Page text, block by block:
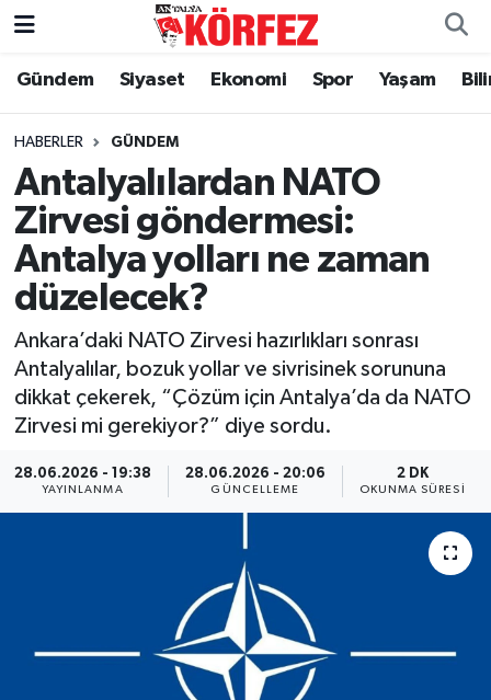
Gündem Siyaset Ekonomi Spor Yaşam
HABERLER GÜNDEM
Antalyalılardan NATO
Zirvesi göndermesi:
Antalya yolları ne zaman
düzelecek?
Ankara’daki NATO Zirvesi hazırlıkları sonrası
Antalyalılar, bozuk yollar ve sivrisinek sorununa
dikkat çekerek, “Çözüm için Antalya’da da NATO
Zirvesi mi gerekiyor?” diye sordu.
28.06.2026 - 19:38
YAYINLANMA
28.06.2026 - 20:06
GÜNCELLEME
2 DK
OKUNMA SÜRESI
Gündem
Siyaset
Yerel Yönetim
Ekonomi
Spor
Yaşam
Asayiş
Dünya
Nöbetçi Eczaneler
Hava Durumu
Trafik Durumu
Süper Lig Puan Durumu ve Fikstür
Tüm Manşetler
Son Dakika Haberleri
Haber Arşivi